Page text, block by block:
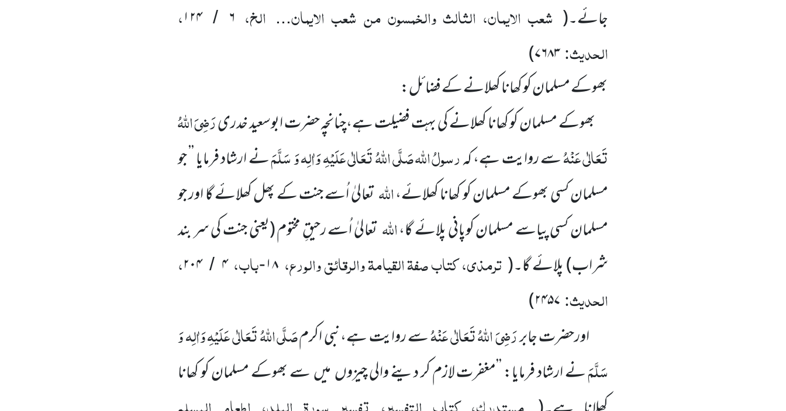
جائے۔( شعب الایمان، الثالث والخمسون من شعب الایمان... الخ، ۶ /۱۲۴،
الحدیث:۷۶۸۳)
بھوکے مسلمان کو کھانا کھلانے کے فضائل:
بھوکے مسلمان کو کھانا کھلانے کی بہت فضیلت ہے،چنانچہ حضرت ابوسعید خدریرَضِیَ اللّٰہُ
تَعَالٰی عَنْہُسے روایت ہے، کہرسولُاللّٰہصَلَّی اللّٰہُ تَعَالٰی عَلَیْہِ وَاٰلِہ وَ سَلَّمَنے ارشاد فرمایا ’’ جو
مسلمان کسی بھوکے مسلمان کو کھانا کھلائے،اللّٰہتعالیٰ اُسے جنت کے پھل کھلائے گا اور جو
مسلمان کسی پیاسے مسلمان کوپانی پلائے گا،اللّٰہتعالیٰ اُسے رحیقِ مختوم(یعنی جنت کی سر بند
شراب)پلائے گا۔( ترمذی، کتاب صفۃ القیامۃ والرقائق والورع، ۱۸-باب، ۴ /۲۰۴،
الحدیث:۲۴۵۷)
اورحضرت جابررَضِیَ اللّٰہُ تَعَالٰی عَنْہُسے روایت ہے،نبی اکرمصَلَّی اللّٰہُ تَعَالٰی عَلَیْہِ وَاٰلِہ وَ
سَلَّمَنے ارشاد فرمایا: ’’مغفرت لازم کر دینے والی چیزوں میں سے بھوکے مسلمان کو کھانا